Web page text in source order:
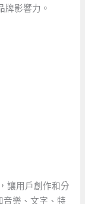
牌影響力。
讓用戶創作和分
樂、文字、特